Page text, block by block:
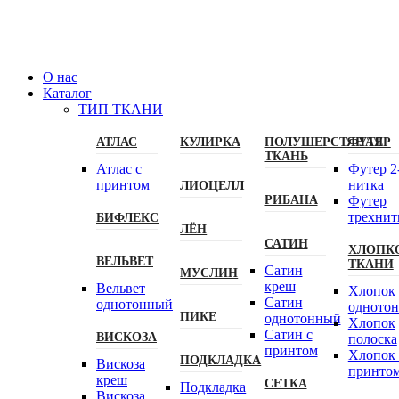
О нас
Каталог
ТИП ТКАНИ
АТЛАС
Атлас с
принтом
БИФЛЕКС
ВЕЛЬВЕТ
Вельвет
однотонный
ВИСКОЗА
Вискоза
креш
Вискоза
КУЛИРКА
ЛИОЦЕЛЛ
ЛЁН
МУСЛИН
ПИКЕ
ПОДКЛАДКА
Подкладка
ПОЛУШЕРСТЯНАЯ
ТКАНЬ
РИБАНА
САТИН
Сатин
креш
Сатин
однотонный
Сатин с
принтом
СЕТКА
ФУТЕР
Футер
нитка
Футер
ТКАНИ
Хлопок
Хлопок
полоска
Хлопок